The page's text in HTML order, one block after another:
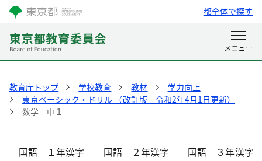
都全体で探す
教育庁トップ 学校教育 教材
学力向上
東京ベーシック・ドリル （改訂版 令和2年4月1日更新）
数学 中１
国語 １年漢字 国語 ２年漢字 国語 ３年漢字